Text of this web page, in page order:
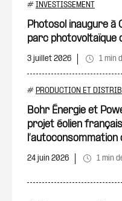
# INVESTISSEMENT
Photosol inaugure à
parc photovoltaïque
3 juillet 2026 1 min
# PRODUCTION ET
Bohr Énergie et
projet éolien
l’autoconsommation
24 juin 2026 1 min